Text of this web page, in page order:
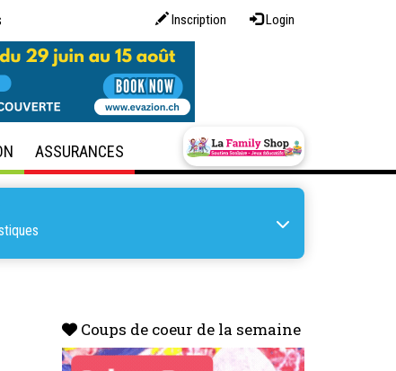
Inscription Login
ASSURANCES
Coups de coeur de la semaine